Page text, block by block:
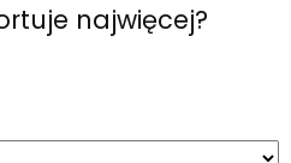
najwięcej?